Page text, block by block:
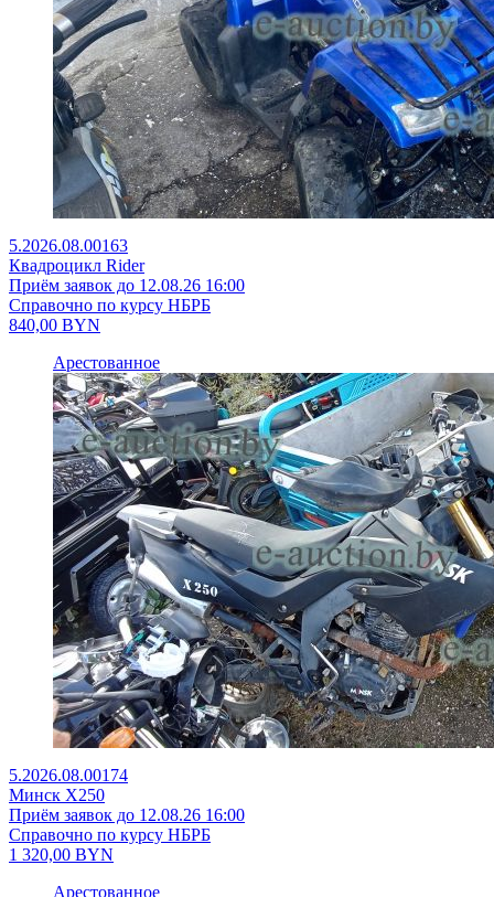
5.2026.08.00163
Квадроцикл Rider
Приём заявок до 12.08.26 16:00
Справочно по курсу НБРБ
840,00 BYN
Арестованное
5.2026.08.00174
Минск X250
Приём заявок до 12.08.26 16:00
Справочно по курсу НБРБ
1 320,00 BYN
Арестованное